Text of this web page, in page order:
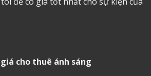
cho thuê ánh sáng